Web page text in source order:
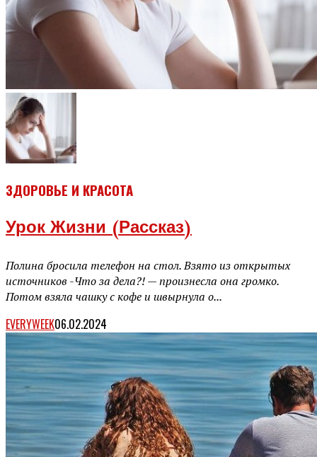
ЗДОРОВЬЕ И КРАСОТА
Урок Жизни (рассказ)
Полина бросила телефон на стол. Взято из открытых
источников -Что за дела?! — произнесла она громко.
Потом взяла чашку с кофе и швырнула о...
EVERYWEEK06.02.2024